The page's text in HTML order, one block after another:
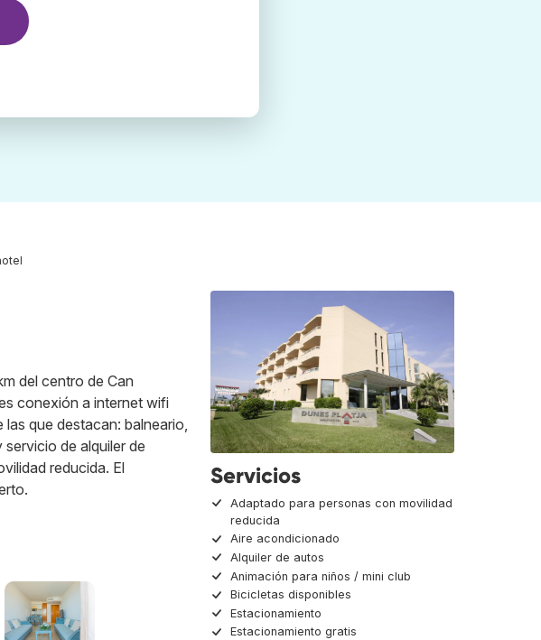
del centro de Can
conexión a internet wifi
que destacan: balneario,
de alquiler de
reducida. El
Servicios
Adaptado para personas con movilidad
reducida
Aire acondicionado
Alquiler de autos
Animación para niños / mini club
Bicicletas disponibles
Estacionamiento
Estacionamiento gratis